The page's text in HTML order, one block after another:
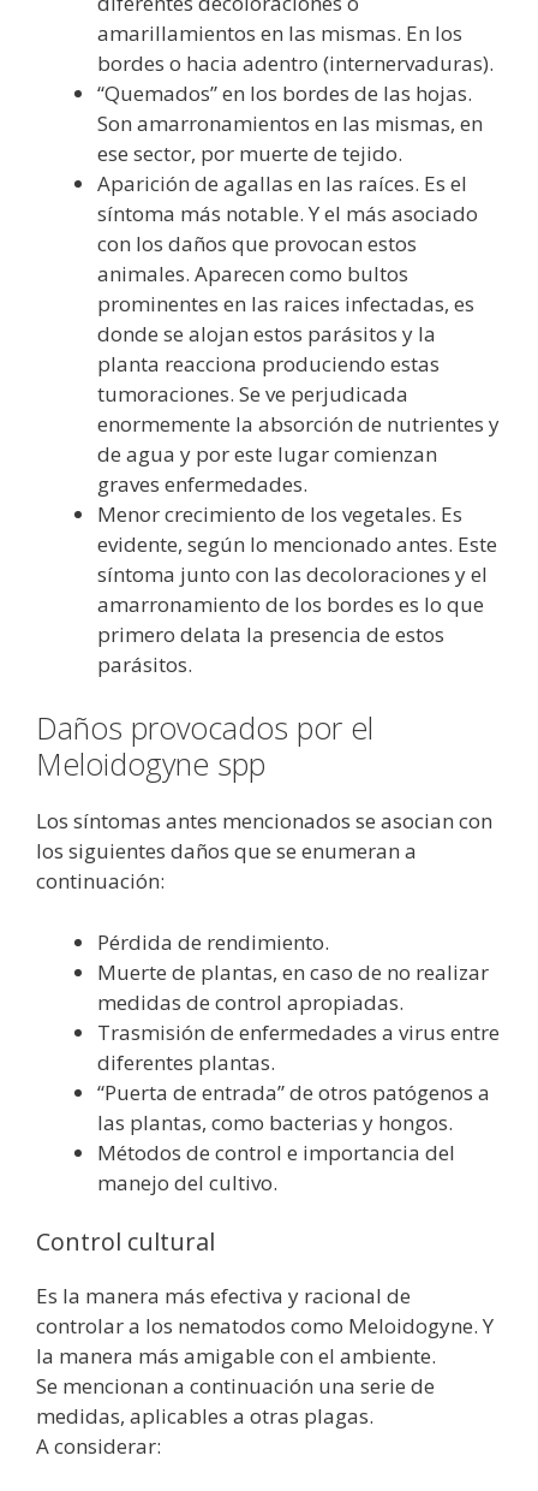
amarillamientos en las mismas. En los
bordes o hacia adentro (internervaduras).
“Quemados” en los bordes de las hojas.
Son amarronamientos en las mismas, en
ese sector, por muerte de tejido.
Aparición de agallas en las raíces. Es el
síntoma más notable. Y el más asociado
con los daños que provocan estos
animales. Aparecen como bultos
prominentes en las raices infectadas, es
donde se alojan estos parásitos y la
planta reacciona produciendo estas
tumoraciones. Se ve perjudicada
enormemente la absorción de nutrientes y
de agua y por este lugar comienzan
graves enfermedades.
Menor crecimiento de los vegetales. Es
evidente, según lo mencionado antes. Este
síntoma junto con las decoloraciones y el
amarronamiento de los bordes es lo que
primero delata la presencia de estos
parásitos.
Daños provocados por el
Meloidogyne spp
Los síntomas antes mencionados se asocian con
los siguientes daños que se enumeran a
continuación:
Pérdida de rendimiento.
Muerte de plantas, en caso de no realizar
medidas de control apropiadas.
Trasmisión de enfermedades a virus entre
diferentes plantas.
“Puerta de entrada” de otros patógenos a
las plantas, como bacterias y hongos.
Métodos de control e importancia del
manejo del cultivo.
Control cultural
Es la manera más efectiva y racional de
controlar a los nematodos como Meloidogyne. Y
la manera más amigable con el ambiente.
Se mencionan a continuación una serie de
medidas, aplicables a otras plagas.
A considerar: